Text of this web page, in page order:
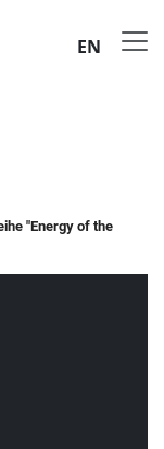
EN
"Energy of the